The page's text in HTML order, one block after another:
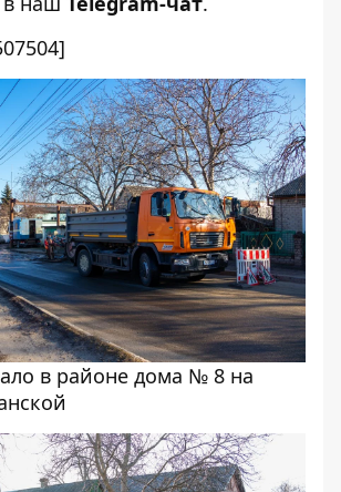
в районе дома № 8 на